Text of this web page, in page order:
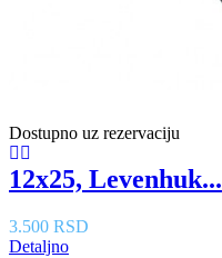
Dostupno uz rezervaciju
12x25, Levenhuk...
3.500 RSD
Detaljno